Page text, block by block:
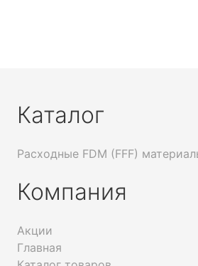
Каталог
Расходные FDM (FFF)
Компания
Акции
Главная